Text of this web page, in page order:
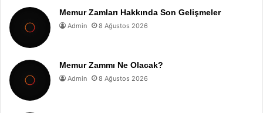
Memur Zamları Hakkında Son Gelişmeler
Admin 8 Ağustos 2026
Memur Zammı Ne Olacak?
Admin 8 Ağustos 2026